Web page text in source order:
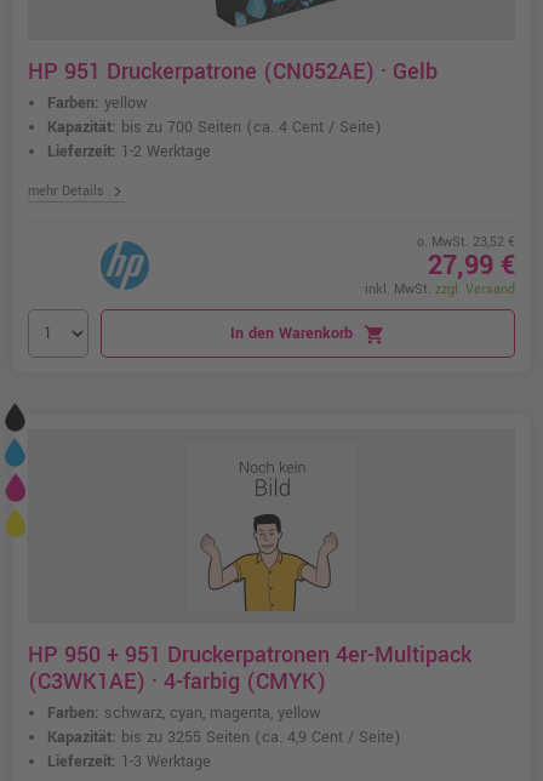
HP 951 Druckerpatrone (CN052AE) · Gelb
Farben: yellow
Kapazität: bis zu 700 Seiten (ca. 4 Cent / Seite)
Lieferzeit: 1-2 Werktage
mehr Details chevron_right
o. MwSt. 23,52 €
27,99 €
inkl. MwSt. zzgl. Versand
In den Warenkorb shopping_cart
HP 950 + 951 Druckerpatronen 4er-Multipack
(C3WK1AE) · 4-farbig (CMYK)
Farben: schwarz, cyan, magenta, yellow
Kapazität: bis zu 3255 Seiten (ca. 4,9 Cent / Seite)
Lieferzeit: 1-3 Werktage